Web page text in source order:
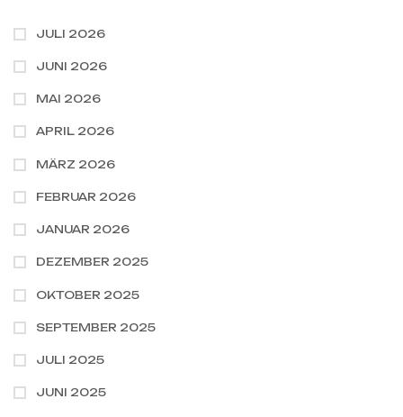
JULI 2026
JUNI 2026
MAI 2026
APRIL 2026
MÄRZ 2026
FEBRUAR 2026
JANUAR 2026
DEZEMBER 2025
OKTOBER 2025
SEPTEMBER 2025
JULI 2025
JUNI 2025